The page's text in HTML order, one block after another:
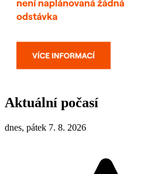
Aktuální počasí
dnes, pátek 7. 8. 2026